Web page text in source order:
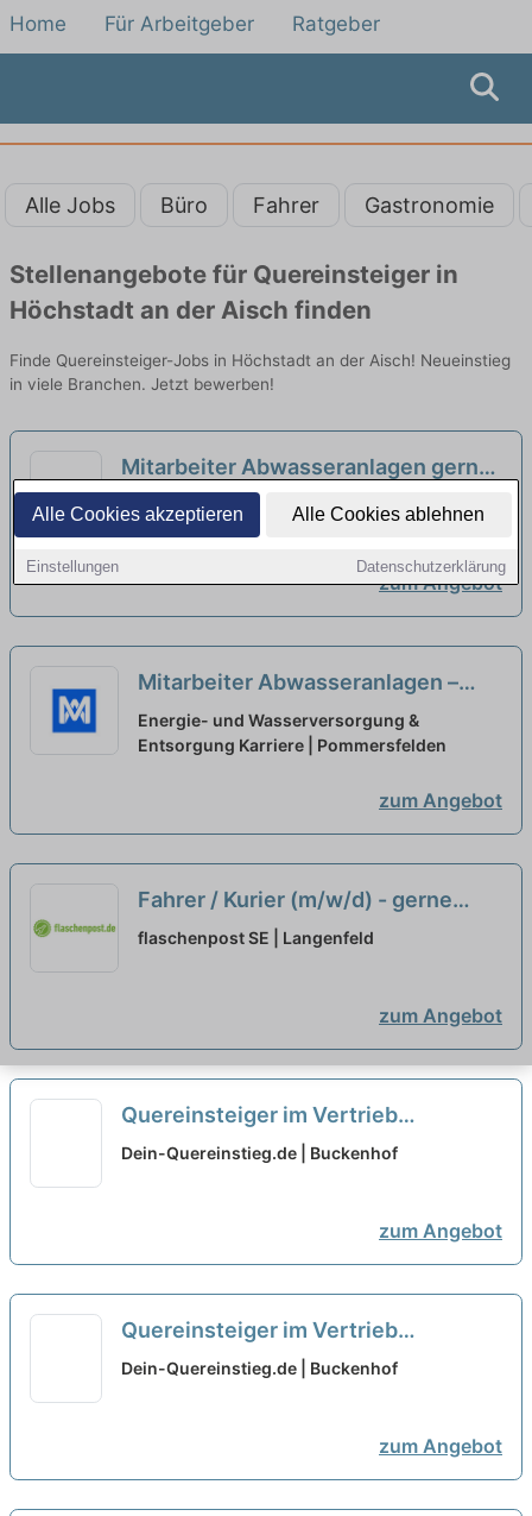
Alle Cookies akzeptieren Alle Cookies ablehnen
Einstellungen Datenschutzerklärung
Home Für Arbeitgeber Ratgeber
Alle Jobs Büro Fahrer Gastronomie
Stellenangebote für Quereinsteiger in
Höchstadt an der Aisch finden
Finde Quereinsteiger-Jobs in Höchstadt an der Aisch! Neueinstieg
in viele Branchen. Jetzt bewerben!
Mitarbeiter Abwasseranlagen gerne
auch Quereinsteiger (m/w/d)
SüdWasser GmbH | Pommersfelden
zum Angebot
Mitarbeiter Abwasseranlagen –
gerne auch Quereinsteiger (m/w/d)
neu
Energie- und Wasserversorgung &
Entsorgung Karriere | Pommersfelden
zum Angebot
Fahrer / Kurier (m/w/d) - gerne
Quereinsteiger neu
flaschenpost SE | Langenfeld
zum Angebot
Quereinsteiger im Vertrieb
(Außendienst) (m/w/d) neu
Dein-Quereinstieg.de | Buckenhof
zum Angebot
Quereinsteiger im Vertrieb
(Außendienst) (m/w/d) neu
Dein-Quereinstieg.de | Buckenhof
zum Angebot